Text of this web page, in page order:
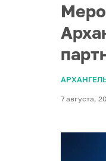
7 августа,